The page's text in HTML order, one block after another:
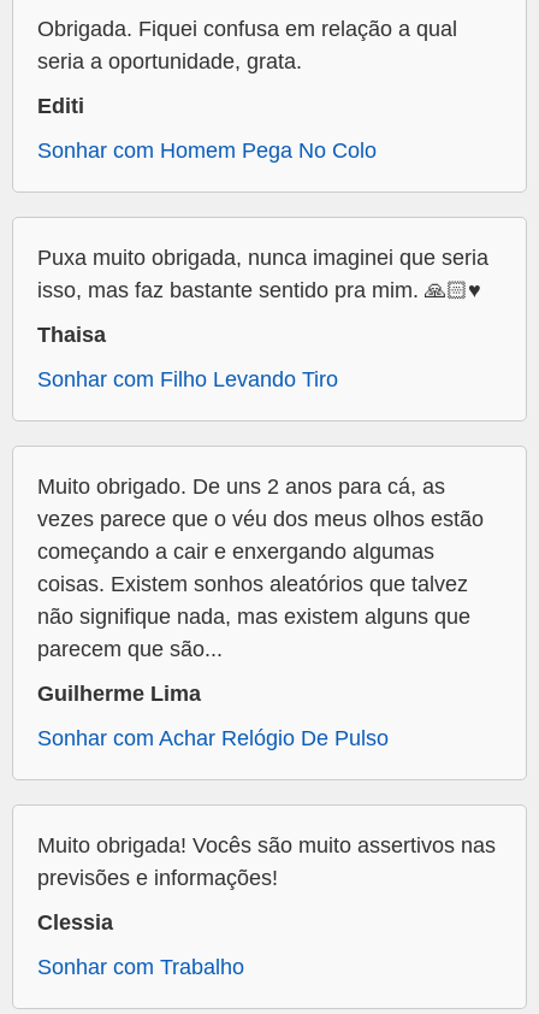
Obrigada. Fiquei confusa em relação a qual
seria a oportunidade, grata.
Editi
Sonhar com Homem Pega No Colo
Puxa muito obrigada, nunca imaginei que seria
isso, mas faz bastante sentido pra mim. 🙏🏻♥️
Thaisa
Sonhar com Filho Levando Tiro
Muito obrigado. De uns 2 anos para cá, as
vezes parece que o véu dos meus olhos estão
começando a cair e enxergando algumas
coisas. Existem sonhos aleatórios que talvez
não signifique nada, mas existem alguns que
parecem que são...
Guilherme Lima
Sonhar com Achar Relógio De Pulso
Muito obrigada! Vocês são muito assertivos nas
previsões e informações!
Clessia
Sonhar com Trabalho